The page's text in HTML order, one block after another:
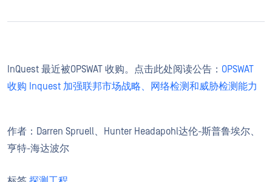
InQuest 最近被OPSWAT 收购。点击此处阅读公告： OPSWAT
收购 Inquest 加强联邦市场战略、网络检测和威胁检测能力
作者：Darren Spruell、Hunter Headapohl达伦-斯普鲁埃尔、
亨特-海达波尔